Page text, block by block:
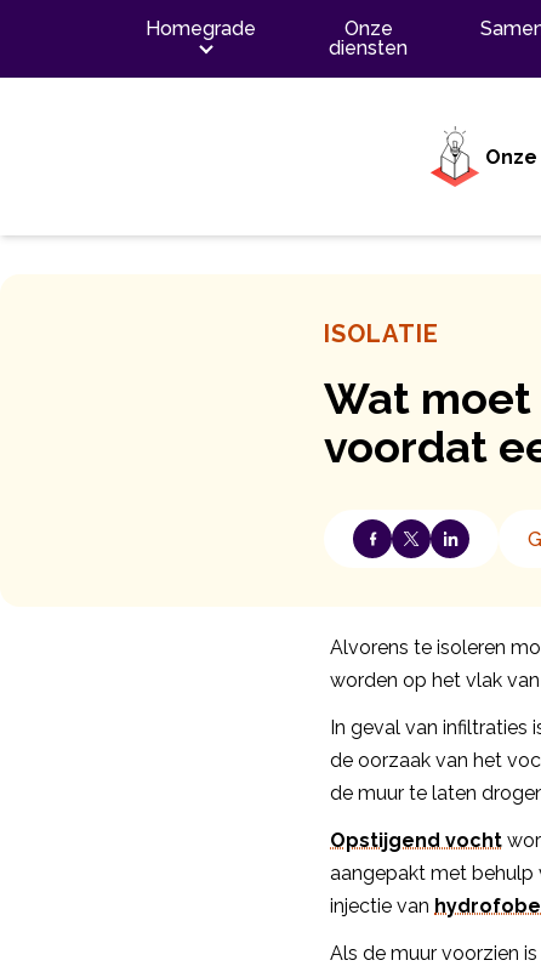
Homegrade
Onze
diensten
ISOLATIE
Wat
voordat
Alvorens te isoleren
worden op het vlak
In geval van infiltraties
de oorzaak van het
de muur te laten
Opstijgend vocht
aangepakt met
injectie van
Als de muur voorzien